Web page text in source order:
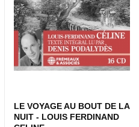
LE VOYAGE AU BOUT DE LA
NUIT - LOUIS FERDINAND